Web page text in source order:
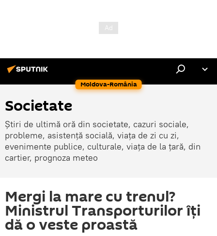
Moldova-România
Societate
Știri de ultimă oră din societate, cazuri sociale,
probleme, asistență socială, viața de zi cu zi,
evenimente publice, culturale, viața de la țară, din
cartier, prognoza meteo
Mergi la mare cu trenul?
Ministrul Transporturilor îți
dă o veste proastă